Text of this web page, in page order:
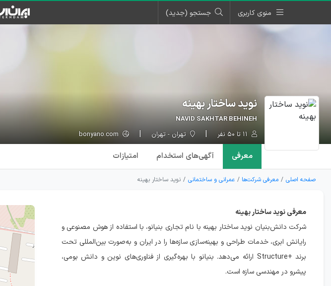
منوی کاربری جستجو (جدید)
نوید ساختار بهینه
NAVID SAKHTAR BEHINEH
تهران - تهران
معرفی آگهی‌های استخدام امتیازات
صفحه اصلی معرفی شرکت‌ها عمرانی و ساختمانی نوید ساختار بهینه
معرفی نوید ساختار بهینه
شرکت دانش‌بنیان نوید ساختار بهینه با نام تجاری بنیانو، با استفاده از هوش مصنوعی و
رایانش ابری، خدمات طراحی و بهینه‌سازی سازه‌ها را در ایران و به‌صورت بین‌المللی تحت
برند +Structure ارائه می‌دهد. بنیانو با بهره‌گیری از فناوری‌های نوین و دانش بومی،
پیشرو در مهندسی سازه است.